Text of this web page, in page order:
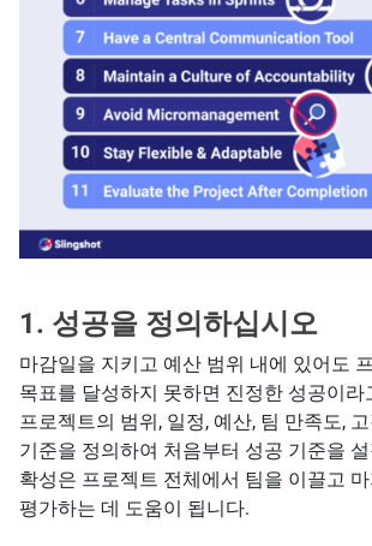
1. 성공을 정의하십시오
마감일을 지키고 예산 범위 내에 있어도
목표를 달성하지 못하면 진정한 성공이라
프로젝트의 범위, 일정, 예산, 팀 만족도,
기준을 정의하여 처음부터 성공 기준을
확성은 프로젝트 전체에서 팀을 이끌고
평가하는 데 도움이 됩니다.